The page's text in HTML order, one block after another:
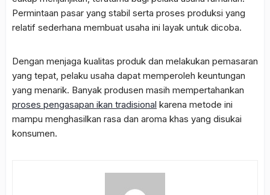
Permintaan pasar yang stabil serta proses produksi yang
relatif sederhana membuat usaha ini layak untuk dicoba.
Dengan menjaga kualitas produk dan melakukan pemasaran
yang tepat, pelaku usaha dapat memperoleh keuntungan
yang menarik. Banyak produsen masih mempertahankan
proses pengasapan ikan tradisional karena metode ini
mampu menghasilkan rasa dan aroma khas yang disukai
konsumen.